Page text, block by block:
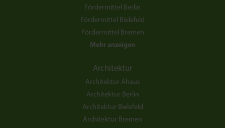
Fördermittel Berlin
Fördermittel Bielefeld
Fördermittel Bremen
Mehr anzeigen
Architektur
Architektur Ahaus
Architektur Berlin
Architektur Bielefeld
Architektur Bremen